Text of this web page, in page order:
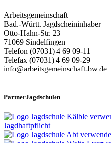
Arbeitsgemeinschaft
Bad.-Württ. Jagdscheininhaber
Otto-Hahn-Str. 23
71069 Sindelfingen
Telefon (07031) 4 69 09-11
Telefax (07031) 4 69 09-29
info@arbeitsgemeinschaft-bw.de
PartnerJagdschulen